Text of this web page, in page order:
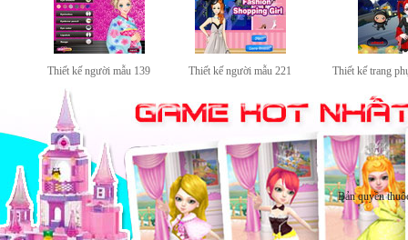
Thiết kế người mẫu 139 Thiết kế người mẫu 221 Thiết kế trang
Bản quyền